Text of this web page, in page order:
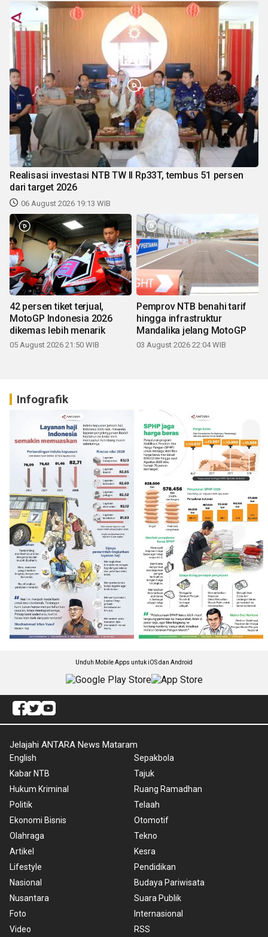
Realisasi investasi NTB TW II Rp33T, tembus 51 persen
dari target 2026
06 August 2026 19:13 WIB
42 persen tiket terjual,
MotoGP Indonesia 2026
dikemas lebih menarik
05 August 2026 21:50 WIB
Pemprov NTB benahi tarif
hingga infrastruktur
Mandalika jelang MotoGP
03 August 2026 22:04 WIB
Infografik
Unduh Mobile Apps untuk iOS dan Android
Jelajahi ANTARA News Mataram
English
Kabar NTB
Hukum Kriminal
Politik
Ekonomi Bisnis
Olahraga
Artikel
Lifestyle
Nasional
Nusantara
Foto
Video
Sepakbola
Tajuk
Ruang Ramadhan
Telaah
Otomotif
Tekno
Kesra
Pendidikan
Budaya Pariwisata
Suara Publik
Internasional
RSS